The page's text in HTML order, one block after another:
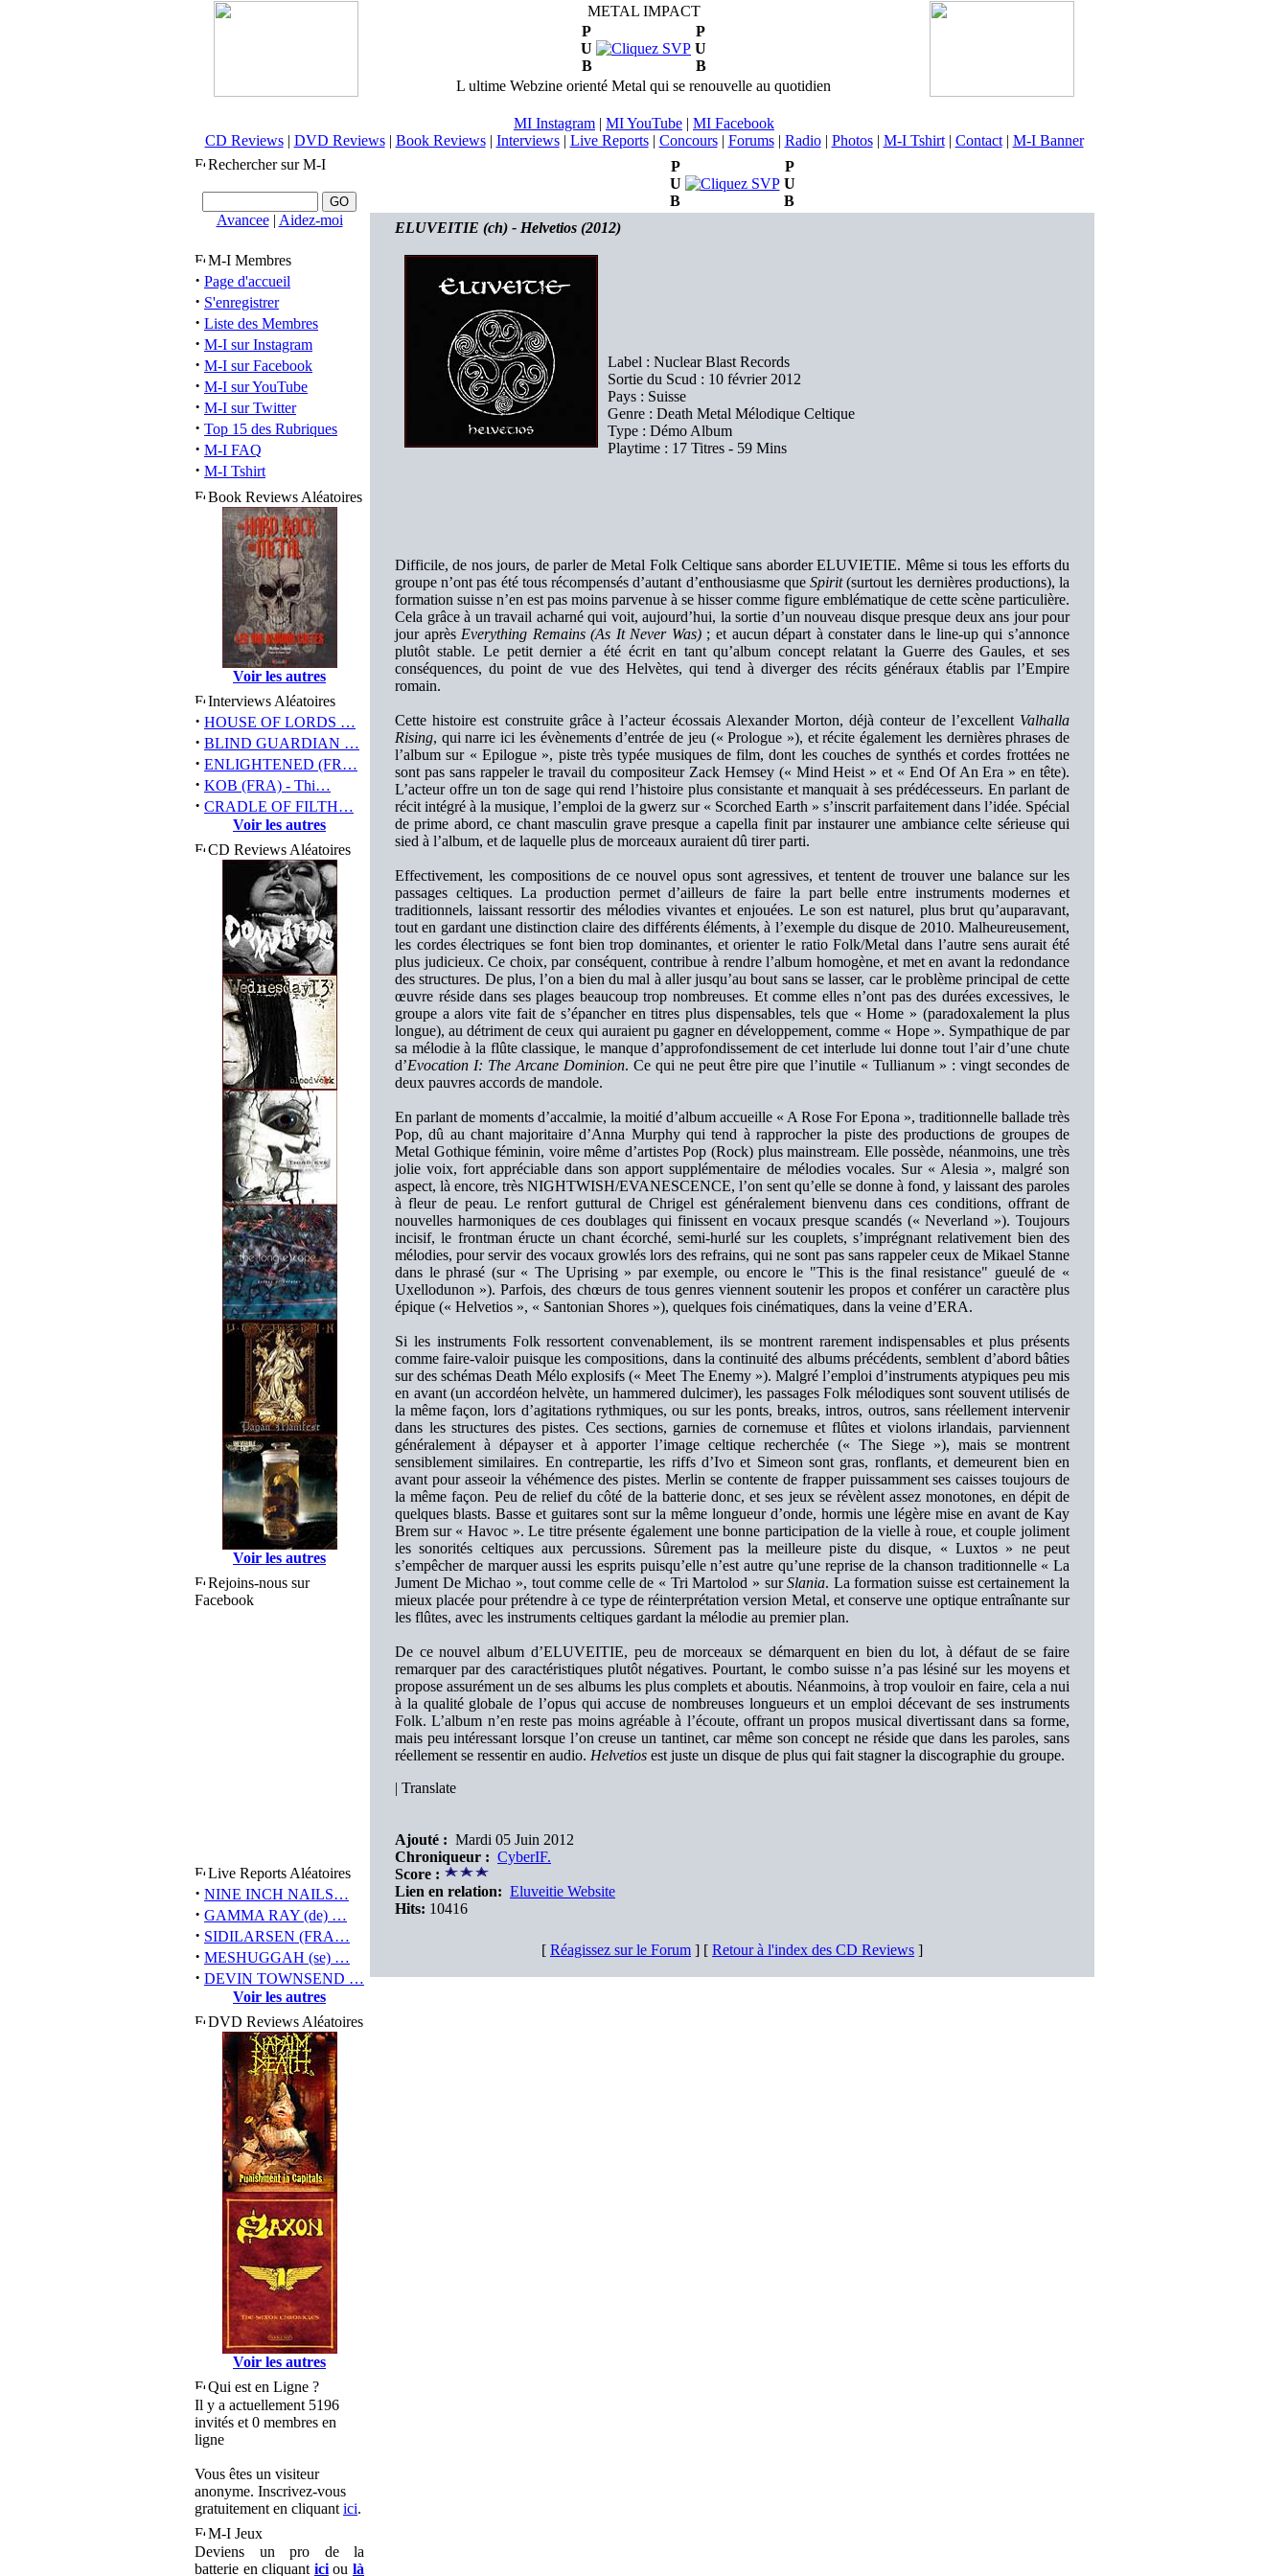
METAL IMPACT
P
U
B
P
U
B
L ultime Webzine orienté Metal qui se renouvelle au quotidien
MI Instagram | MI YouTube | MI Facebook
CD Reviews| DVD Reviews| Book Reviews| Interviews| Live Reports| Concours| Forums| Radio| Photos| M-I Tshirt| Contact| M-I Banner
Rechercher sur M-I
Avancee| Aidez-moi
M-I Membres
· Page d'accueil
· S'enregistrer
· Liste des Membres
· M-I sur Instagram
· M-I sur Facebook
· M-I sur YouTube
· M-I sur Twitter
· Top 15 des Rubriques
· M-I FAQ
· M-I Tshirt
Book Reviews Aléatoires
Voir les autres
Interviews Aléatoires
· HOUSE OF LORDS …
· BLIND GUARDIAN …
· ENLIGHTENED (FR…
· KOB (FRA) - Thi…
· CRADLE OF FILTH…
Voir les autres
CD Reviews Aléatoires
Voir les autres
Rejoins-nous sur
Facebook
Live Reports Aléatoires
· NINE INCH NAILS…
· GAMMA RAY (de) …
· SIDILARSEN (FRA…
· MESHUGGAH (se) …
· DEVIN TOWNSEND …
Voir les autres
DVD Reviews Aléatoires
Voir les autres
Qui est en Ligne ?
Il y a actuellement 5196
invités et 0 membres en
ligne
Vous êtes un visiteur
anonyme. Inscrivez-vous
gratuitement en cliquant ici.
M-I Jeux
Deviens un pro de la
batterie en cliquant icioulà
P
U
B
P
U
B
ELUVEITIE (ch) - Helvetios (2012)
Label : Nuclear Blast Records
Sortie du Scud : 10 février 2012
Pays : Suisse
Genre : Death Metal Mélodique Celtique
Type : Démo Album
Playtime : 17 Titres - 59 Mins
Difficile, de nos jours, de parler de Metal Folk Celtique sans aborder ELUVIETIE. Même si tous les efforts du
groupe n’ont pas été tous récompensés d’autant d’enthousiasme que Spirit(surtout les dernières productions), la
formation suisse n’en est pas moins parvenue à se hisser comme figure emblématique de cette scène particulière.
Cela grâce à un travail acharné qui voit, aujourd’hui, la sortie d’un nouveau disque presque deux ans jour pour
jour après Everything Remains (As It Never Was) ; et aucun départ à constater dans le line-up qui s’annonce
plutôt stable. Le petit dernier a été écrit en tant qu’album concept relatant la Guerre des Gaules, et ses
conséquences, du point de vue des Helvètes, qui tend à diverger des récits généraux établis par l’Empire
romain.
Cette histoire est construite grâce à l’acteur écossais Alexander Morton, déjà conteur de l’excellent Valhalla
Rising, qui narre ici les évènements d’entrée de jeu (« Prologue »), et récite également les dernières phrases de
l’album sur « Epilogue », piste très typée musiques de film, dont les couches de synthés et cordes frottées ne
sont pas sans rappeler le travail du compositeur Zack Hemsey (« Mind Heist » et « End Of An Era » en tête).
L’acteur offre un ton de sage qui rend l’histoire plus consistante et manquait à ses prédécesseurs. En parlant de
récit intégré à la musique, l’emploi de la gwerz sur « Scorched Earth » s’inscrit parfaitement dans l’idée. Spécial
de prime abord, ce chant masculin grave presque a capella finit par instaurer une ambiance celte sérieuse qui
sied à l’album, et de laquelle plus de morceaux auraient dû tirer parti.
Effectivement, les compositions de ce nouvel opus sont agressives, et tentent de trouver une balance sur les
passages celtiques. La production permet d’ailleurs de faire la part belle entre instruments modernes et
traditionnels, laissant ressortir des mélodies vivantes et enjouées. Le son est naturel, plus brut qu’auparavant,
tout en gardant une distinction claire des différents éléments, à l’exemple du disque de 2010. Malheureusement,
les cordes électriques se font bien trop dominantes, et orienter le ratio Folk/Metal dans l’autre sens aurait été
plus judicieux. Ce choix, par conséquent, contribue à rendre l’album homogène, et met en avant la redondance
des structures. De plus, l’on a bien du mal à aller jusqu’au bout sans se lasser, car le problème principal de cette
œuvre réside dans ses plages beaucoup trop nombreuses. Et comme elles n’ont pas des durées excessives, le
groupe a alors vite fait de s’épancher en titres plus dispensables, tels que « Home » (paradoxalement la plus
longue), au détriment de ceux qui auraient pu gagner en développement, comme « Hope ». Sympathique de par
sa mélodie à la flûte classique, le manque d’approfondissement de cet interlude lui donne tout l’air d’une chute
d’Evocation I: The Arcane Dominion. Ce qui ne peut être pire que l’inutile « Tullianum » : vingt secondes de
deux pauvres accords de mandole.
En parlant de moments d’accalmie, la moitié d’album accueille « A Rose For Epona », traditionnelle ballade très
Pop, dû au chant majoritaire d’Anna Murphy qui tend à rapprocher la piste des productions de groupes de
Metal Gothique féminin, voire même d’artistes Pop (Rock) plus mainstream. Elle possède, néanmoins, une très
jolie voix, fort appréciable dans son apport supplémentaire de mélodies vocales. Sur « Alesia », malgré son
aspect, là encore, très NIGHTWISH/EVANESCENCE, l’on sent qu’elle se donne à fond, y laissant des paroles
à fleur de peau. Le renfort guttural de Chrigel est généralement bienvenu dans ces conditions, offrant de
nouvelles harmoniques de ces doublages qui finissent en vocaux presque scandés (« Neverland »). Toujours
incisif, le frontman éructe un chant écorché, semi-hurlé sur les couplets, s’imprégnant relativement bien des
mélodies, pour servir des vocaux growlés lors des refrains, qui ne sont pas sans rappeler ceux de Mikael Stanne
dans le phrasé (sur « The Uprising » par exemple, ou encore le "This is the final resistance" gueulé de «
Uxellodunon »). Parfois, des chœurs de tous genres viennent soutenir les propos et conférer un caractère plus
épique (« Helvetios », « Santonian Shores »), quelques fois cinématiques, dans la veine d’ERA.
Si les instruments Folk ressortent convenablement, ils se montrent rarement indispensables et plus présents
comme faire-valoir puisque les compositions, dans la continuité des albums précédents, semblent d’abord bâties
sur des schémas Death Mélo explosifs (« Meet The Enemy »). Malgré l’emploi d’instruments atypiques peu mis
en avant (un accordéon helvète, un hammered dulcimer), les passages Folk mélodiques sont souvent utilisés de
la même façon, lors d’agitations rythmiques, ou sur les ponts, breaks, intros, outros, sans réellement intervenir
dans les structures des pistes. Ces sections, garnies de cornemuse et flûtes et violons irlandais, parviennent
généralement à dépayser et à apporter l’image celtique recherchée (« The Siege »), mais se montrent
sensiblement similaires. En contrepartie, les riffs d’Ivo et Simeon sont gras, ronflants, et demeurent bien en
avant pour asseoir la véhémence des pistes. Merlin se contente de frapper puissamment ses caisses toujours de
la même façon. Peu de relief du côté de la batterie donc, et ses jeux se révèlent assez monotones, en dépit de
quelques blasts. Basse et guitares sont sur la même longueur d’onde, hormis une légère mise en avant de Kay
Brem sur « Havoc ». Le titre présente également une bonne participation de la vielle à roue, et couple joliment
les sonorités celtiques aux percussions. Sûrement pas la meilleure piste du disque, « Luxtos » ne peut
s’empêcher de marquer aussi les esprits puisqu’elle n’est autre qu’une reprise de la chanson traditionnelle « La
Jument De Michao », tout comme celle de « Tri Martolod » surSlania. La formation suisse est certainement la
mieux placée pour prétendre à ce type de réinterprétation version Metal, et conserve une optique entraînante sur
les flûtes, avec les instruments celtiques gardant la mélodie au premier plan.
De ce nouvel album d’ELUVEITIE, peu de morceaux se démarquent en bien du lot, à défaut de se faire
remarquer par des caractéristiques plutôt négatives. Pourtant, le combo suisse n’a pas lésiné sur les moyens et
propose assurément un de ses albums les plus complets et aboutis. Néanmoins, à trop vouloir en faire, cela a nui
à la qualité globale de l’opus qui accuse de nombreuses longueurs et un emploi décevant de ses instruments
Folk. L’album n’en reste pas moins agréable à l’écoute, offrant un propos musical divertissant dans sa forme,
mais peu intéressant lorsque l’on creuse un tantinet, car même son concept ne réside que dans les paroles, sans
réellement se ressentir en audio. Helvetios est juste un disque de plus qui fait stagner la discographie du groupe.
| Translate
Ajouté : Mardi 05 Juin 2012
Chroniqueur : CyberIF.
Score :
Lien en relation: Eluveitie Website
Hits: 10416
[ Réagissez sur le Forum ] [ Retour à l'index des CD Reviews ]